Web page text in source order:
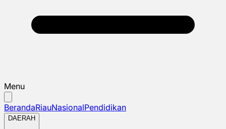
Menu
BerandaRiauNasionalPendidikan
DAERAH